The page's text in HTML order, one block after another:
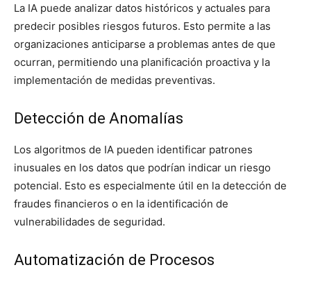
La IA puede analizar datos históricos y actuales para
predecir posibles riesgos futuros. Esto permite a las
organizaciones anticiparse a problemas antes de que
ocurran, permitiendo una planificación proactiva y la
implementación de medidas preventivas.
Detección de Anomalías
Los algoritmos de IA pueden identificar patrones
inusuales en los datos que podrían indicar un riesgo
potencial. Esto es especialmente útil en la detección de
fraudes financieros o en la identificación de
vulnerabilidades de seguridad.
Automatización de Procesos